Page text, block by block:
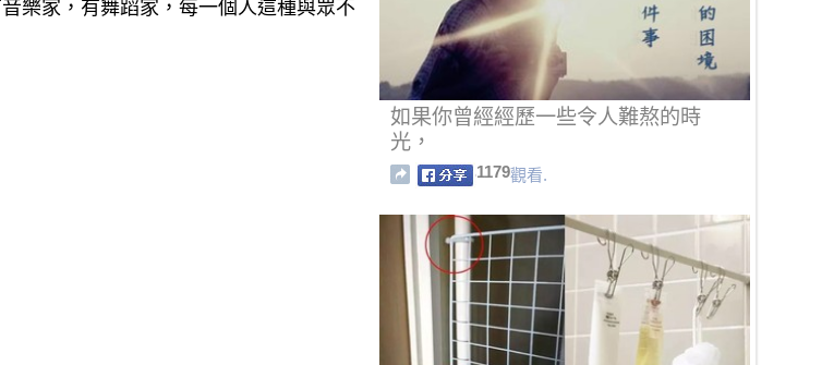
樂家，有舞蹈家，每一個人這種與眾不
如果你曾經經歷一些令人難熬的時
光，
1179觀看.